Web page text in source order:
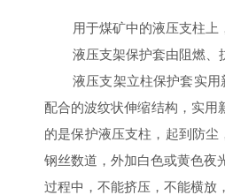
用于煤矿中的液压支柱
液压支架保护套由阻燃、
液压支架立柱保护套实
配合的波纹状伸缩结构，实用
的是保护液压支柱，起到防
钢丝数道，外加白色或黄色夜
过程中，不能挤压，不能横放